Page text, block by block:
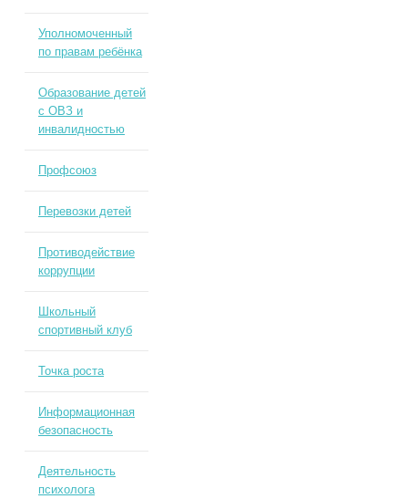
Уполномоченный
по правам ребёнка
Образование детей
с ОВЗ и
инвалидностью
Профсоюз
Перевозки детей
Противодействие
коррупции
Школьный
спортивный клуб
Точка роста
Информационная
безопасность
Деятельность
психолога